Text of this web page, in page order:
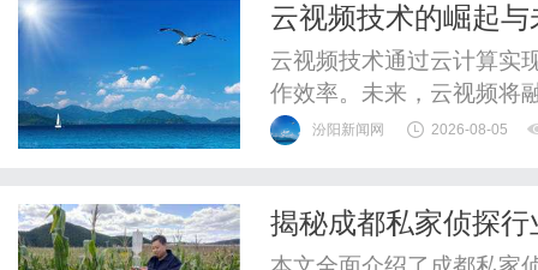
云视频技术的崛起
云视频技术通过云计算实
作效率。未来，云视频将
型。汾阳新闻网 2026-08-05
揭秘成都私家侦探